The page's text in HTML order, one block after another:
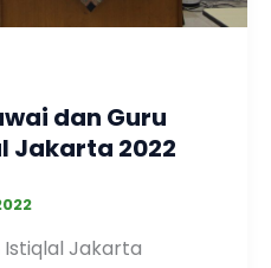
dan Guru
Jakarta 2022
Istiqlal Jakarta